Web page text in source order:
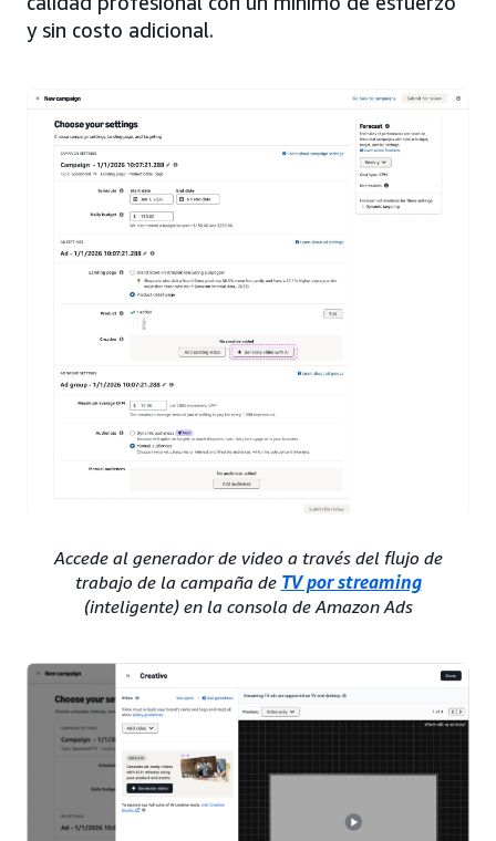
y sin costo adicional.
Accede al generador de video a través del flujo de
trabajo de la campaña de TV por streaming
(inteligente) en la consola de Amazon Ads